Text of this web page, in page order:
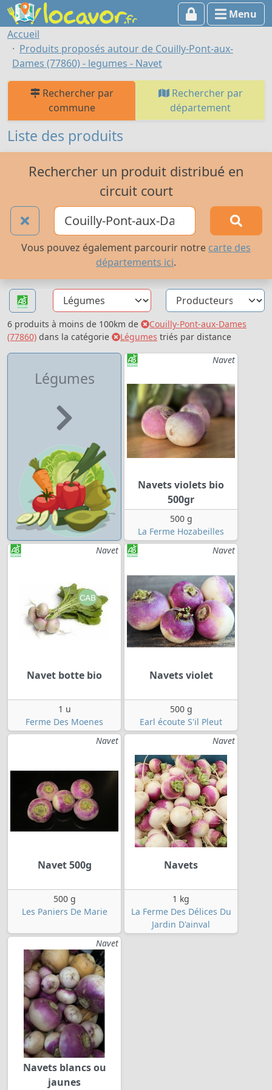
Menu
Accueil
Produits proposés autour de Couilly-Pont-aux-
Dames (77860) - legumes - Navet
Rechercher par
commune
Rechercher par
département
Liste des produits
Rechercher un produit distribué en
circuit court
Vous pouvez également parcourir notre carte des
départements ici.
6 produits à moins de 100km de
Couilly-Pont-aux-Dames
(77860) dans la catégorie Légumes triés par distance
Légumes
Navet
Navets violets bio
500gr
500 g
La Ferme Hozabeilles
Navet
Navet botte bio
1 u
Ferme Des Moenes
Navet
Navets violet
500 g
Earl écoute S'il Pleut
Navet
Navet 500g
500 g
Les Paniers De Marie
Navet
Navets
1 kg
La Ferme Des Délices Du
Jardin D'ainval
Navet
Navets blancs ou
jaunes